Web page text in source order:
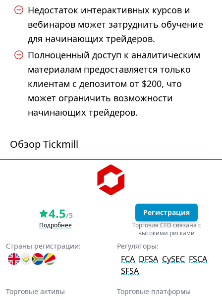
Недостаток интерактивных курсов и
вебинаров может затруднить обучение
для начинающих трейдеров.
Полноценный доступ к аналитическим
материалам предоставляется только
клиентам с депозитом от $200, что
может ограничить возможности
начинающих трейдеров.
Обзор Tickmill
4.5/5
Подробнее
Регистрация
Торговля CFD связана с
высокими рисками
Страны регистрации: Регуляторы:
FCA DFSA CySEC FSCA
SFSA
Торговые активы
Торговые платформы